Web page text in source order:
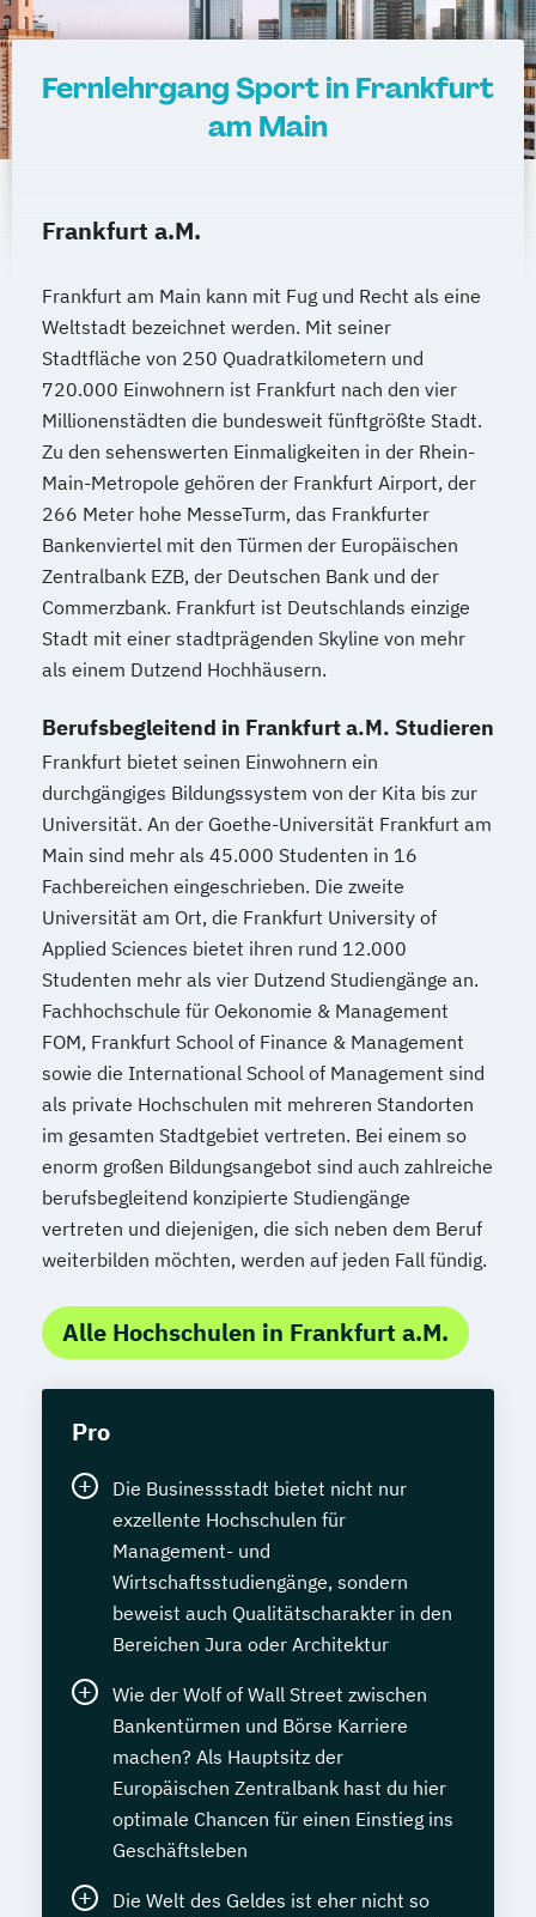
Geprüfte/r Grafik-Designer/in (SGD)
Grundstücksverwalter/in (SGD)
Geprüfte/r Hotelbetriebswirt/in (SGD)
Geprüfte/r Immobilienmakler/in (SGD)
Geprüfte/r Industriemeister/in (IHK) –
Fachrichtung Elektrotechnik
Geprüfte/r Industriemeister/in (IHK) –
Fachrichtung Metall
Geprüfte/r Java-Entwickler/in (SGD)
Geprüfte/r Kaufmännische/r Fachwirt/in -
Bachelor Professional für Kaufmännisches
Management (HWO)
Geprüfte/r Managementassistent/in bSb
Geprüfte/r Multimedia-Designer/in
Geprüfte/r Nachhaltigkeitsmanager/in
(SGD)
Geprüfte/r Online-Marketing-Manager/in
Geprüfte/r Personalreferent/in (bSb)
Geprüfte/r Pflegeberater/in nach § 7a SGB
XI
Geprüfte/r Präventionsberater/in –
Gesundheitscoach
Geprüfte/r Python-Programmierer/in (SGD)
Geprüfte/r Qualitätsbeauftragte/r TÜV –
Qualitätsmanagement
Geprüfte/r Schutz- und Sicherheitskraft
(IHK)
Geprüfte/r Software-Entwickler/in
Geprüfte/r Technische/r Fachwirt/in (IHK)
Geprüfte/r Tourismusfachwirt/in (IHK)
Geprüfte/r Umwelt- und
Klimaschutzmanager/in
(SGD)
Geprüfte/r Web-Entwickler/in
Geprüfte/r Handelsfachwirt/in (IHK)
3D (SGD)
Geprüfter Fitnesscoach
Geprüfter Foto-Designer
Geprüfter Kommunikationstrainer/in und
Rhetoriktrainer/in (SGD)
Geschäftsführung für Kleinbetriebe
Grundwissen Psychologie
Gutes Deutsch in Beruf und Alltag
Hauptschulabschluss mit Englisch
Hauptschulabschluss ohne Englisch
Heilpraktiker/in – Vorbereitung auf die
"Psychotherapie"
"Sportmedizin"
Heilpraktiker/-in für Psychotherapie
Heilpraktiker/-in für Psychotherapie
Heilpraktiker/-in für Psychotherapie
Fachrichtung "Paarberatung"
Heilpraktiker/-in für Psychotherapie
Fachrichtung "Psychologische/r Berater/-
in"
Heilpraktiker/-in für Psychotherapie
Fachrichtung "Systemische Beratung"
Klassische Homöopathie
Klassische Veterinärhomöopathie
Konfliktmanager/in
Lernberater/-in
NLP Tools in der psychologischen
Paarberater/ -in
Paarberater/-in + Systemische/r Berater/-
in
Personal Trainer/-in
Personal Trainer/-in Fachrichtung "Fitness
65+ (Seniorentrainer/-in)"
Personal Trainer/-in mit Fachrichtung
"Lebensmittelunverträglichkeiten"
Personal Trainer/-in mit Zusatzmodul
Pflanzenkunde in der Ernährung
Psychologische/r Berater/-in
Psychologische/r Berater/-in Fachrichtung
"Burnout-Prävention"
Psychologische/r Berater/-in Fachrichtung
"Entspannungspädagogik"
Psychologische/r Berater/-in Fachrichtung
Psychologische/r Berater/-in mit
zusätzlicher Fachrichtung "Paarberatung"
Sportmedizin
Stressmanagement
"Burnout-Prävention")
Systemische/r Berater/-in
Tierernährungsberater/in
Tierheilpraktiker
Tierheilpraktiker + Grundlagen der
Tierheilpraktiker + Klassische Veterinär-
Homöopathie
Tierheilpraktiker + Veterinär-Akupunktur
für Kleintiere
Tierheilpraktiker + Veterinär-Akupunktur
für Pferde
Tierheilpraktiker + Veterinär-
Fernlehrgang Sport in Frankfurt
am Main
Frankfurt a.M.
Frankfurt am Main kann mit Fug und Recht als eine
Weltstadt bezeichnet werden. Mit seiner
Stadtfläche von 250 Quadratkilometern und
720.000 Einwohnern ist Frankfurt nach den vier
Millionenstädten die bundesweit fünftgrößte Stadt.
Zu den sehenswerten Einmaligkeiten in der Rhein-
Main-Metropole gehören der Frankfurt Airport, der
266 Meter hohe MesseTurm, das Frankfurter
Bankenviertel mit den Türmen der Europäischen
Zentralbank EZB, der Deutschen Bank und der
Commerzbank. Frankfurt ist Deutschlands einzige
Stadt mit einer stadtprägenden Skyline von mehr
als einem Dutzend Hochhäusern.
Berufsbegleitend in Frankfurt a.M. Studieren
Frankfurt bietet seinen Einwohnern ein
durchgängiges Bildungssystem von der Kita bis zur
Universität. An der Goethe-Universität Frankfurt am
Main sind mehr als 45.000 Studenten in 16
Fachbereichen eingeschrieben. Die zweite
Universität am Ort, die Frankfurt University of
Applied Sciences bietet ihren rund 12.000
Studenten mehr als vier Dutzend Studiengänge an.
Fachhochschule für Oekonomie & Management
FOM, Frankfurt School of Finance & Management
sowie die International School of Management sind
als private Hochschulen mit mehreren Standorten
im gesamten Stadtgebiet vertreten. Bei einem so
enorm großen Bildungsangebot sind auch zahlreiche
berufsbegleitend konzipierte Studiengänge
vertreten und diejenigen, die sich neben dem Beruf
weiterbilden möchten, werden auf jeden Fall fündig.
Alle Hochschulen in Frankfurt a.M.
Pro
Die Businessstadt bietet nicht nur
exzellente Hochschulen für
Management- und
Wirtschaftsstudiengänge, sondern
beweist auch Qualitätscharakter in den
Bereichen Jura oder Architektur
Wie der Wolf of Wall Street zwischen
Bankentürmen und Börse Karriere
machen? Als Hauptsitz der
Europäischen Zentralbank hast du hier
optimale Chancen für einen Einstieg ins
Geschäftsleben
Die Welt des Geldes ist eher nicht so